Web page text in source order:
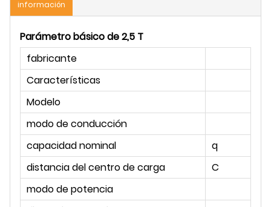
información
Parámetro básico de 2,5 T
fabricante
Características
Modelo
modo de conducción
capacidad nominal
q
distancia del centro de carga
C
modo de potencia